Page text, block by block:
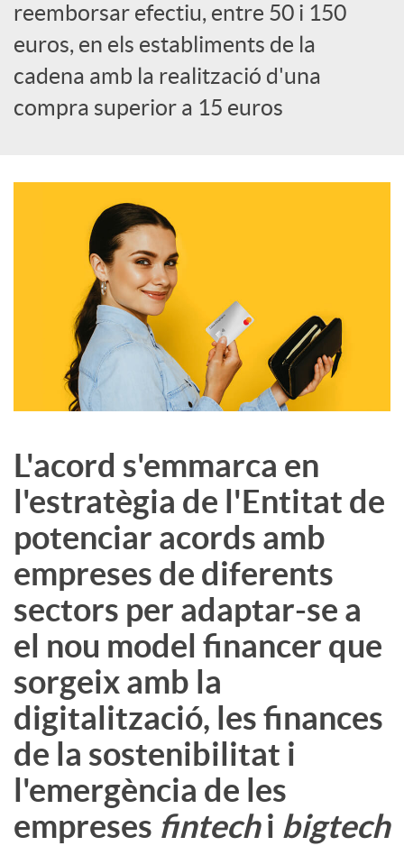
a
l
reemborsar efectiu, entre 50 i 150
euros, en els establiments de la
cadena amb la realització d'una
compra superior a 15 euros
L'acord s'emmarca en
l'estratègia de l'Entitat de
potenciar acords amb
empreses de diferents
sectors per adaptar-se a
el nou model financer que
sorgeix amb la
digitalització, les finances
de la sostenibilitat i
l'emergència de les
empreses fintechi bigtech